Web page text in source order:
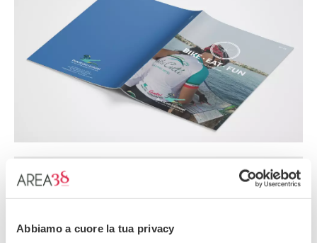
Abbiamo a cuore la tua privacy